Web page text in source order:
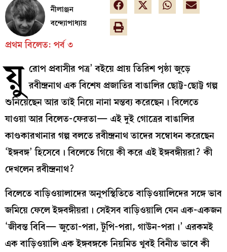
নীলাঞ্জন
বন্দ্যোপাধ্যায়
প্রথম বিলেত: পর্ব ৩
য়ু রোপ প্রবাসীর পত্র’ বইয়ে প্রায় তিরিশ পৃষ্ঠা জুড়ে
রবীন্দ্রনাথ এক বিশেষ প্রজাতির বাঙালির ছোট্ট-ছোট্ট গল্প
শুনিয়েছেন আর তাই নিয়ে নানা মন্তব্য করেছেন। বিলেতে
যাওয়া আর বিলেত-ফেরতা— এই দুই গোত্রের বাঙালির
কাণ্ডকারখানার গল্প বলতে রবীন্দ্রনাথ তাদের সম্বোধন করেছেন
‘ইঙ্গবঙ্গ’ হিসেবে। বিলেতে গিয়ে কী করে এই ইঙ্গবঙ্গীয়রা? কী
দেখলেন রবীন্দ্রনাথ?
বিলেতে বাড়িওয়ালাদের অনুপস্থিতিতে বাড়িওয়ালিদের সঙ্গে ভাব
জমিয়ে ফেলে ইঙ্গবঙ্গীয়রা। সেইসব বাড়িওয়ালি যেন এক-একজন
‘জীবন্ত বিবি— জুতো-পরা, টুপি-পরা, গাউন-পরা।’ এরকমই
এক বাড়িওয়ালি এক ইঙ্গবঙ্গকে নিয়মিত খুবই বিনীত ভাবে কী